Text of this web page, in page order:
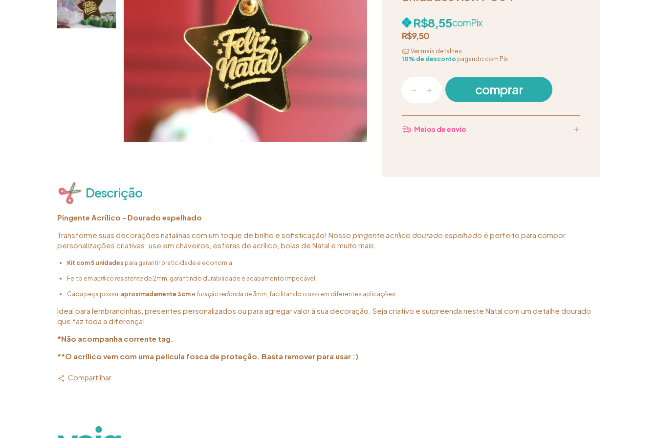
R$9,50
R$8,55comPix
10% de desconto pagando com Pix
Ver mais detalhes
Meios de envio
Descrição
Pingente Acrílico - Dourado espelhado
Transforme suas decorações natalinas com um toque de brilho e sofisticação! Nosso pingente acrílico dourado espelhado é perfeito para compor
personalizações criativas: use em chaveiros, esferas de acrílico, bolas de Natal e muito mais.
Kit com 5 unidades para garantir praticidade e economia.
Feito em acrílico resistente de 2mm, garantindo durabilidade e acabamento impecável.
Cada peça possui aproximadamente 3cm e furação redonda de 3mm, facilitando o uso em diferentes aplicações.
Ideal para lembrancinhas, presentes personalizados ou para agregar valor à sua decoração. Seja criativo e surpreenda neste Natal com um detalhe dourado
que faz toda a diferença!
*Não acompanha corrente tag.
**O acrílico vem com uma pelicula fosca de proteção. Basta remover para usar :)
Compartilhar